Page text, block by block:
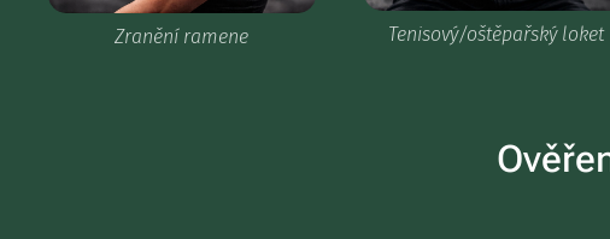
Zranění ramene Tenisový/oštěpařský loket